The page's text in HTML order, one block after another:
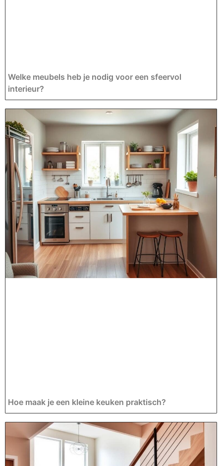
Welke meubels heb je nodig voor een sfeervol
interieur?
Hoe maak je een kleine keuken praktisch?